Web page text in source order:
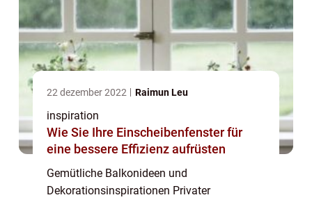
22 dezember 2022 Raimun Leu
inspiration
Wie Sie Ihre Einscheibenfenster für
eine bessere Effizienz aufrüsten
Gemütliche Balkonideen und
Dekorationsinspirationen Privater